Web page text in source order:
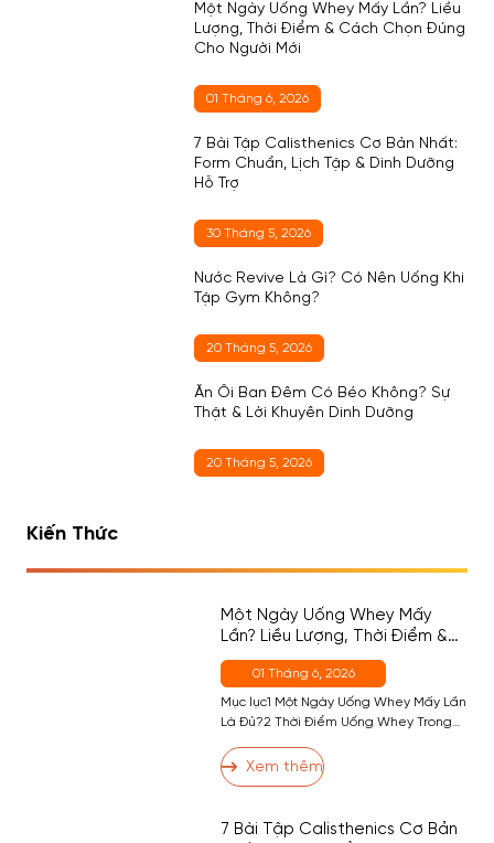
Một Ngày Uống Whey Mấy Lần? Liều
Lượng, Thời Điểm & Cách Chọn Đúng
Cho Người Mới
01 Tháng 6, 2026
7 Bài Tập Calisthenics Cơ Bản Nhất:
Form Chuẩn, Lịch Tập & Dinh Dưỡng
Hỗ Trợ
30 Tháng 5, 2026
Nước Revive Là Gì? Có Nên Uống Khi
Tập Gym Không?
20 Tháng 5, 2026
Ăn Ổi Ban Đêm Có Béo Không? Sự
Thật & Lời Khuyên Dinh Dưỡng
20 Tháng 5, 2026
Kiến Thức
Một Ngày Uống Whey Mấy
Lần? Liều Lượng, Thời Điểm &
Cách Chọn Đúng Cho Người
Mới
01 Tháng 6, 2026
Mục lục1 Một Ngày Uống Whey Mấy Lần
Là Đủ?2 Thời Điểm Uống Whey Trong
Thời Điểm 1 (Quan Trọng Nhất) — Sau
Tập2.2 Thời Điểm 2 — Buổi Sáng (Nếu
(Casein, Không Phải Whey)2.4 Thời
Xem thêm
7 Bài Tập Calisthenics Cơ Bản